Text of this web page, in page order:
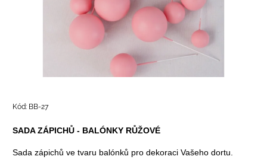
Kód: BB-27
SADA ZÁPICHŮ - BALÓNKY RŮŽOVÉ
Sada zápichů ve tvaru balónků pro dekoraci Vašeho dortu.